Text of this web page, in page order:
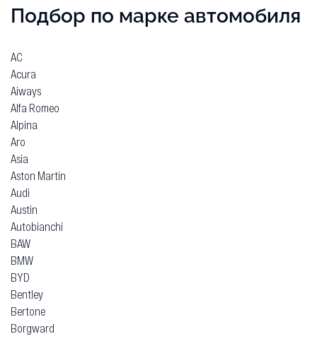
Подбор по марке автомобиля
AC
Acura
Aiways
Alfa Romeo
Alpina
Aro
Asia
Aston Martin
Audi
Austin
Autobianchi
BAW
BMW
BYD
Bentley
Bertone
Borgward